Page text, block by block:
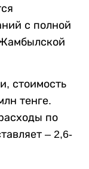
с полной
стоимость
тенге.
по
– 2,6-